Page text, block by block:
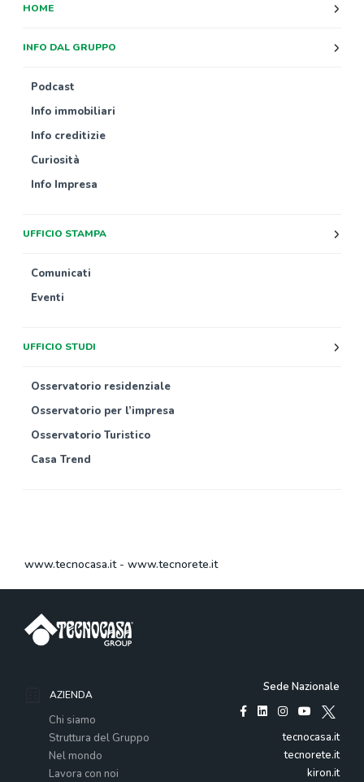
HOME
INFO DAL GRUPPO
Podcast
Info immobiliari
Info creditizie
Curiosità
Info Impresa
UFFICIO STAMPA
Comunicati
Eventi
UFFICIO STUDI
Osservatorio residenziale
Osservatorio per l’impresa
Osservatorio Turistico
Casa Trend
www.tecnocasa.it- www.tecnorete.it
AZIENDA
Chi siamo
Struttura del Gruppo
Nel mondo
Lavora con noi
Sede Nazionale
tecnocasa.it
tecnorete.it
kiron.it